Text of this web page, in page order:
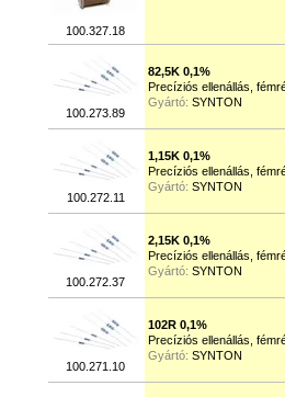
100.327.18
100.273.89
82,5K 0,1%
Precíziós ellenállás,
Gyártó: SYNTON
100.272.11
1,15K 0,1%
Precíziós ellenállás,
Gyártó: SYNTON
100.272.37
2,15K 0,1%
Precíziós ellenállás,
Gyártó: SYNTON
100.271.10
102R 0,1%
Precíziós ellenállás,
Gyártó: SYNTON